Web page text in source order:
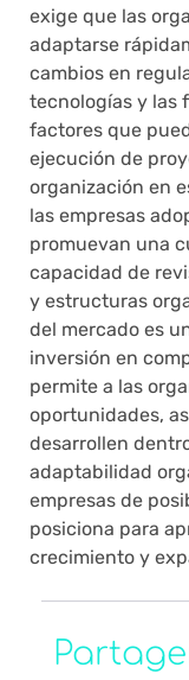
exige que las
adaptarse
cambios en
tecnologías y las
factores que
ejecución de
organización en
las empresas
promuevan una
capacidad de
y estructuras
del mercado es
inversión en
permite a las
oportunidades,
desarrollen
adaptabilidad
empresas de
posiciona para
crecimiento y